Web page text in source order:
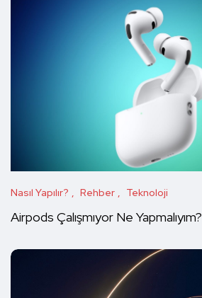
Nasıl Yapılır? Rehber Teknoloji
Airpods Çalışmıyor Ne Yapmalıyım?